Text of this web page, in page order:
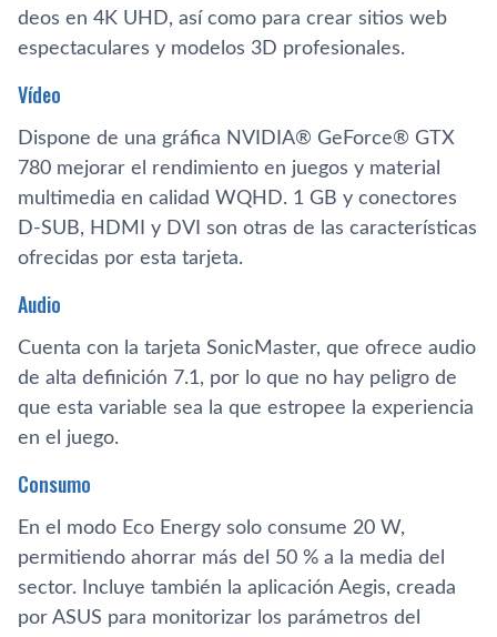
deos en 4K UHD, así­ como para crear sitios web
espectaculares y modelos 3D profesionales.
Ví­deo
Dispone de una gráfica NVIDIA® GeForce® GTX
780 mejorar el rendimiento en juegos y material
multimedia en calidad WQHD. 1 GB y conectores
D-SUB, HDMI y DVI son otras de las caracterí­sticas
ofrecidas por esta tarjeta.
Audio
Cuenta con la tarjeta SonicMaster, que ofrece audio
de alta definición 7.1, por lo que no hay peligro de
que esta variable sea la que estropee la experiencia
en el juego.
Consumo
En el modo Eco Energy solo consume 20 W,
permitiendo ahorrar más del 50 % a la media del
sector. Incluye también la aplicación Aegis, creada
por ASUS para monitorizar los parámetros del